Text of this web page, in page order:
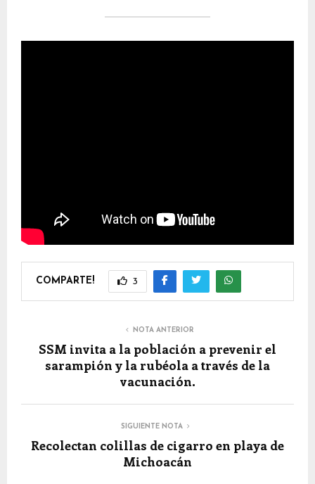
COMPARTE! 3
NOTA ANTERIOR
SSM invita a la población a prevenir el
sarampión y la rubéola a través de la
vacunación.
SIGUIENTE NOTA
Recolectan colillas de cigarro en playa de
Michoacán